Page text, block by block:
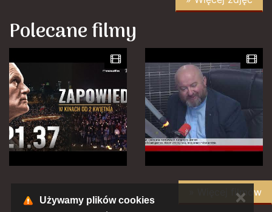
Polecane filmy
» Więcej filmów
Używamy plików cookies ✕